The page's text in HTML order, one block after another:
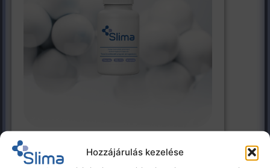
Hozzájárulás kezelése
Slima – testsúlycsökkentő
programot támogató kapszula 1x